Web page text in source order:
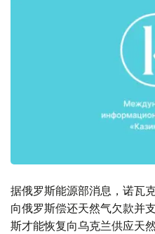
据俄罗斯能源部消息，诺瓦
向俄罗斯偿还天然气欠款并
斯才能恢复向乌克兰供应天